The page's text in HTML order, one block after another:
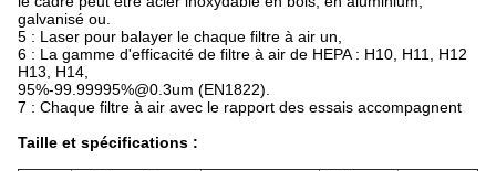
galvanisé ou.
5 : Laser pour balayer le chaque filtre à air un,
6 : La gamme d'efficacité de filtre à air de HEPA : H10, H11, H12
H13, H14,
95%-99.99995%@0.3um (EN1822).
7 : Chaque filtre à air avec le rapport des essais accompagnent
Taille et spécifications :